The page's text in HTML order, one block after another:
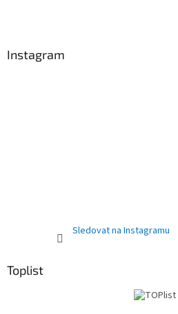
Instagram
Sledovat na Instagramu
Toplist